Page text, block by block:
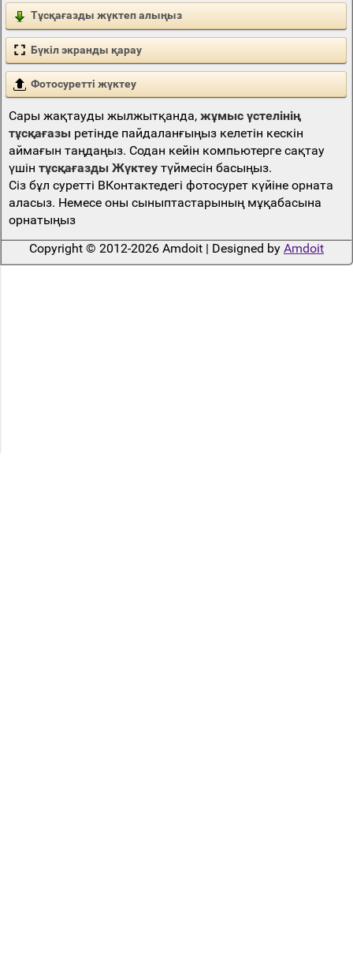
Тұсқағазды жүктеп алыңыз
Бүкіл экранды қарау
Фотосуретті жүктеу
Сары жақтауды жылжытқанда, жұмыс үстелінің
тұсқағазыретінде пайдаланғыңыз келетін кескін
аймағын таңдаңыз. Содан кейін компьютерге сақтау
үшін тұсқағазды Жүктеутүймесін басыңыз.
Сіз бұл суретті ВКонтактедегі фотосурет күйіне орната
аласыз. Немесе оны сыныптастарының мұқабасына
орнатыңыз
Copyright © 2012-2026 Amdoit | Designed by Amdoit